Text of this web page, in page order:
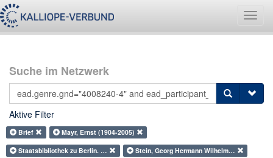
Suche im Netzwerk
Aktive Filter
Brief
Mayr, Ernst (1904-2005)
Staatsbibliothek zu Berlin. …
Stein, Georg Hermann Wilhelm…